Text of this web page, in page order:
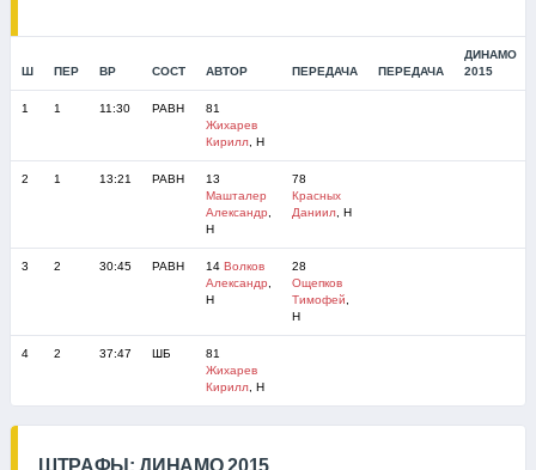
Ш ПЕР ВР СОСТ АВТОР ПЕРЕДАЧА ПЕРЕДАЧА
ДИНАМО
2015
1 1 11:30 РАВН
81
Жихарев
Кирилл, Н
2 1 13:21 РАВН
13
Машталер
Александр
Н
78
Красных
Даниил, Н
3 2 30:45 РАВН 14 Волков
Александр
Н
28
Ощепков
Тимофей
Н
4 2 37:47 ШБ
81
Жихарев
Кирилл, Н
ШТРАФЫ: ДИНАМО 2015